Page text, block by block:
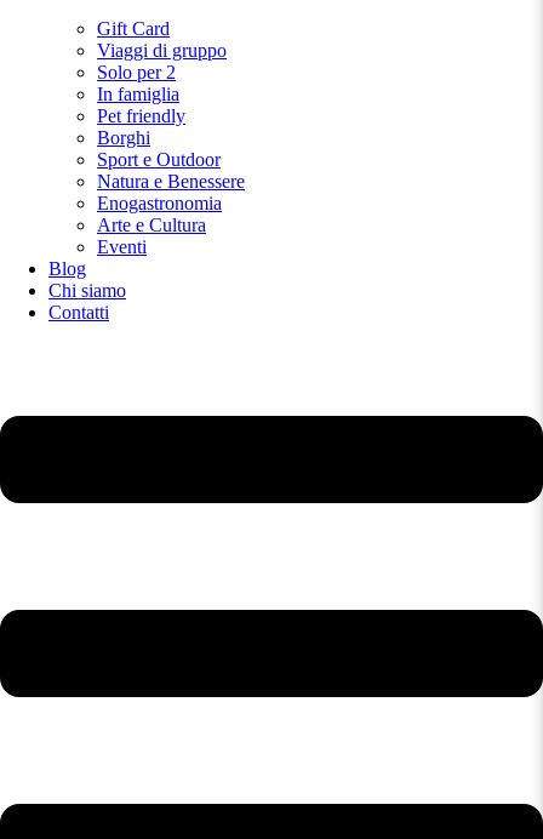
Gift Card
Viaggi di gruppo
Solo per 2
In famiglia
Pet friendly
Borghi
Sport e Outdoor
Natura e Benessere
Enogastronomia
Arte e Cultura
Eventi
Blog
Chi siamo
Contatti